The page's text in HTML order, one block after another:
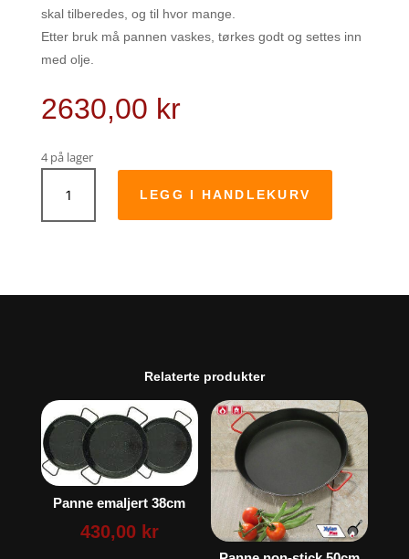
skal tilberedes, og til hvor mange.
Etter bruk må pannen vaskes, tørkes godt og settes inn
med olje.
2630,00 kr
4 på lager
Panne
polert
90cm
LEGG I HANDLEKURV
Relaterte produkter
Panne emaljert 38cm
430,00 kr